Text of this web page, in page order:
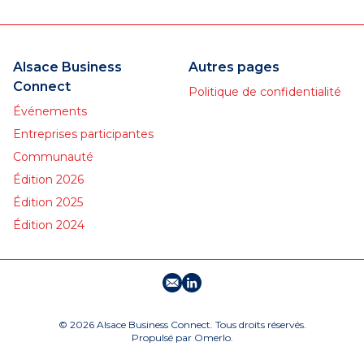
et services innovants.
Alsace Business
Connect
Événements
Entreprises participantes
Communauté
Édition 2026
Édition 2025
Édition 2024
Autres pages
Politique de confidentialité
E-mailProfil LinkedIn
© 2026 Alsace Business Connect. Tous droits réservés.
Propulsé par Omerlo.